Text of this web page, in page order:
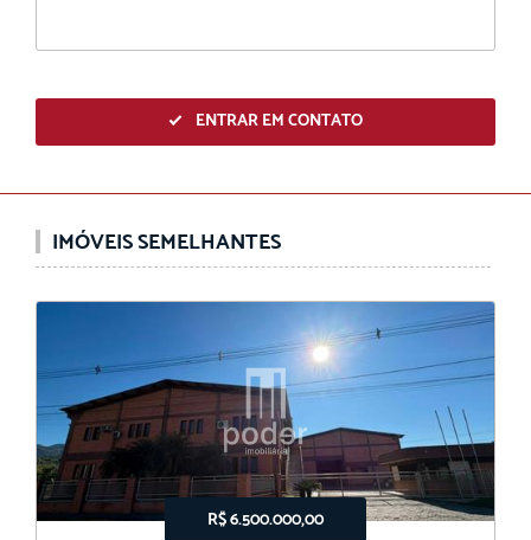
ENTRAR EM CONTATO
IMÓVEIS SEMELHANTES
R$ 6.500.000,00